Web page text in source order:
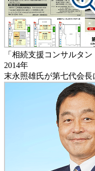
「相続支援コンサルタ
2014年
末永照雄氏が第七代会長